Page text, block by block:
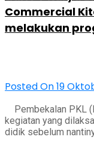
Commercial
melakukan
Posted On 19
Pembekalan PKL
kegiatan yang
didik sebelum